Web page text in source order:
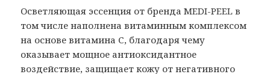
Осветляющая эссенция от бренда MEDI-PEEL в
том числе наполнена витаминным комплексом
на основе витамина С, благодаря чему
оказывает мощное антиоксидантное
воздействие, защищает кожу от негативного